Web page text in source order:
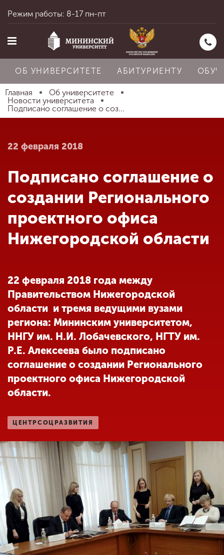
Главная
Абитуриенту
Обучение
Международная
деятельность
Другие виды
деятельности
Студенческая жизнь
Сведения об
образовательной
организации
ENG SPN
Приемная
комиссия
+7 (831) 262-26-20
Режим работы: 8-17 пн-пт
ОБ УНИВЕРСИТЕТЕ АБИТУРИЕНТУ
Главная
Об университете
Новости университета
Подписано соглашение о соз...
22 февраля 2018
Подписано соглашение о
создании Регионального
проектного офиса
Нижегородской области
22 февраля 2018 года между
Правительством Нижегородской
области и тремя ведущими вузами
региона: Мининским университетом,
ННГУ им. Н.И. Лобачевского, НГТУ им.
Р.Е. Алексеева было подписано
соглашение о создании Регионального
проектного офиса Нижегородской
области.
ЦЕНТРСОЦРАЗВИТИЯ